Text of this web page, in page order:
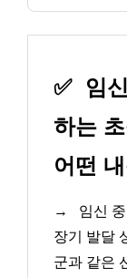
✅
임
하는
어떤
→
임신
장기 발달
군과 같은